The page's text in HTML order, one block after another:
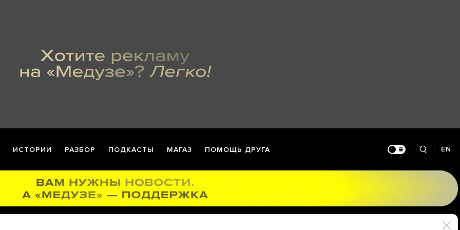
ИСТОРИИ РАЗБОР ПОДКАСТЫ МАГАЗ ПОМОЩЬ ДРУГА EN